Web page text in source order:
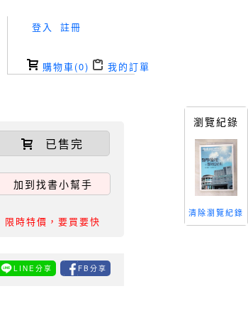
登入 註冊
購物車(0) 我的訂單
已售完
加到找書小幫手
限時特價，要買要快
LINE分享 FB分享
瀏覽紀錄
清除瀏覽紀錄